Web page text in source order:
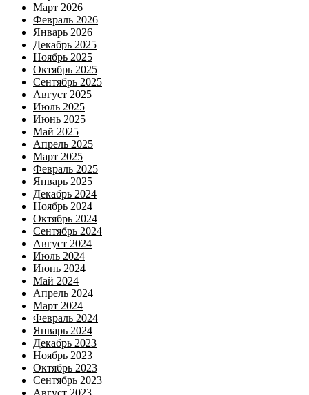
Март 2026
Февраль 2026
Январь 2026
Декабрь 2025
Ноябрь 2025
Октябрь 2025
Сентябрь 2025
Август 2025
Июль 2025
Июнь 2025
Май 2025
Апрель 2025
Март 2025
Февраль 2025
Январь 2025
Декабрь 2024
Ноябрь 2024
Октябрь 2024
Сентябрь 2024
Август 2024
Июль 2024
Июнь 2024
Май 2024
Апрель 2024
Март 2024
Февраль 2024
Январь 2024
Декабрь 2023
Ноябрь 2023
Октябрь 2023
Сентябрь 2023
Август 2023